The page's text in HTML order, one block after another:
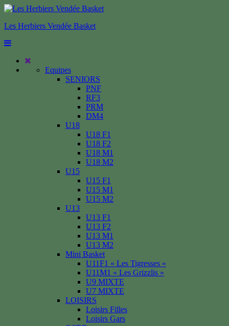
Les Herbiers Vendée Basket
Equipes
SENIORS
PNF
RF3
PRM
DM4
U18
U18 F1
U18 F2
U18 M1
U18 M2
U15
U15 F1
U15 M1
U15 M2
U13
U13 F1
U13 F2
U13 M1
U13 M2
Mini Basket
U11F1 « Les Tigresses »
U11M1 « Les Grizzlis »
U9 MIXTE
U7 MIXTE
LOISIRS
Loisirs Filles
Loisirs Gars